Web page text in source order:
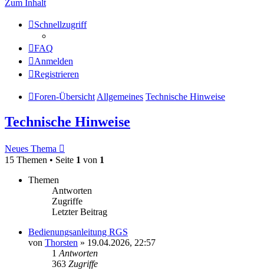
Zum Inhalt
Schnellzugriff
FAQ
Anmelden
Registrieren
Foren-Übersicht Allgemeines Technische Hinweise
Technische Hinweise
Neues Thema
15 Themen • Seite 1 von 1
Themen
Antworten
Zugriffe
Letzter Beitrag
Bedienungsanleitung RGS
von Thorsten » 19.04.2026, 22:57
1 Antworten
363 Zugriffe